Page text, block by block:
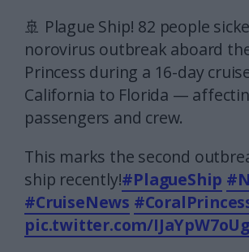
🚢 Plague Ship! 82 people
norovirus outbreak aboard
Princess during a 16-day
California to Florida —
passengers and crew.
This marks the second
ship recently!#PlagueShip
#CruiseNews
pic.twitter.com/IJaYpW7oUg